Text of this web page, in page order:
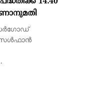
വാക്ക്
14.40